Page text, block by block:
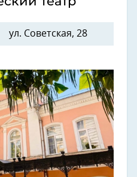
ул. Советская, 28